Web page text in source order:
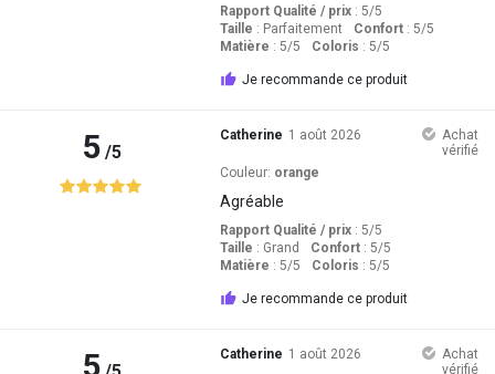
Rapport Qualité / prix: 5/5
Taille : Parfaitement Confort: 5/5
Matière : 5/5 Coloris : 5/5
Je recommande ce produit
5/5
Catherine 1 août 2026
Achat
vérifié
Couleur: orange
Agréable
Rapport Qualité / prix: 5/5
Taille : Grand Confort: 5/5
Matière : 5/5 Coloris : 5/5
Je recommande ce produit
5 Catherine 1 août 2026
Achat
vérifié